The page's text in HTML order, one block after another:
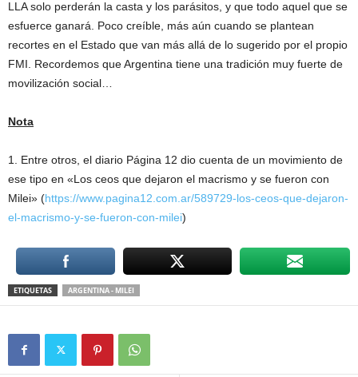
LLA solo perderán la casta y los parásitos, y que todo aquel que se
esfuerce ganará. Poco creíble, más aún cuando se plantean
recortes en el Estado que van más allá de lo sugerido por el propio
FMI. Recordemos que Argentina tiene una tradición muy fuerte de
movilización social…
Nota
1. Entre otros, el diario Página 12 dio cuenta de un movimiento de
ese tipo en «Los ceos que dejaron el macrismo y se fueron con
Milei» (https://www.pagina12.com.ar/589729-los-ceos-que-dejaron-
el-macrismo-y-se-fueron-con-milei)
ETIQUETAS ARGENTINA - MILEI